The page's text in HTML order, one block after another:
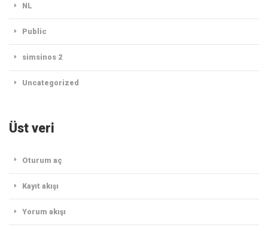
NL
Public
simsinos 2
Uncategorized
Üst veri
Oturum aç
Kayıt akışı
Yorum akışı